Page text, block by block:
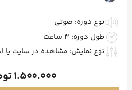
نوع دوره: صوتی
طول دوره: 3 ساعت
نوع نمایش: مشاهده در سایت یا
1.500.000